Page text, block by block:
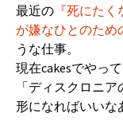
最近の 『死にたく
が嫌なひとのため
うな仕事。
現在cakesでやっ
「ディスクロニ
形になればいいな